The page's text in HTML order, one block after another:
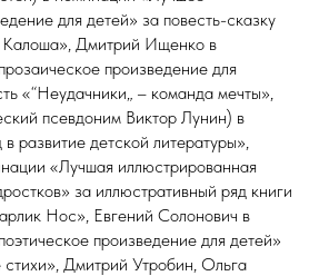
для детей» за повесть-сказку
Калоша», Дмитрий Ищенко в
произведение для
«“Неудачники„ – команда мечты»,
псевдоним Виктор Лунин) в
развитие детской литературы»,
«Лучшая иллюстрированная
за иллюстративный ряд книги
Нос», Евгений Солонович в
произведение для детей»
Дмитрий Утробин, Ольга